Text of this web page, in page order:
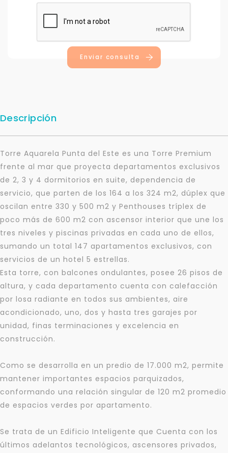
Enviar consulta
Descripción
Torre Aquarela Punta del Este es una Torre Premium
frente al mar que proyecta departamentos exclusivos
de 2, 3 y 4 dormitorios en suite, dependencia de
servicio, que parten de los 164 a los 324 m2, dúplex que
oscilan entre 330 y 500 m2 y Penthouses tríplex de
poco más de 600 m2 con ascensor interior que une los
tres niveles y piscinas privadas en cada uno de ellos,
sumando un total 147 apartamentos exclusivos, con
servicios de un hotel 5 estrellas.
Esta torre, con balcones ondulantes, posee 26 pisos de
altura, y cada departamento cuenta con calefacción
por losa radiante en todos sus ambientes, aire
acondicionado, uno, dos y hasta tres garajes por
unidad, finas terminaciones y excelencia en
construcción.
Como se desarrolla en un predio de 17.000 m2, permite
mantener importantes espacios parquizados,
conformando una relación singular de 120 m2 promedio
de espacios verdes por apartamento.
Se trata de un Edificio Inteligente que Cuenta con los
últimos adelantos tecnológicos, ascensores privados,